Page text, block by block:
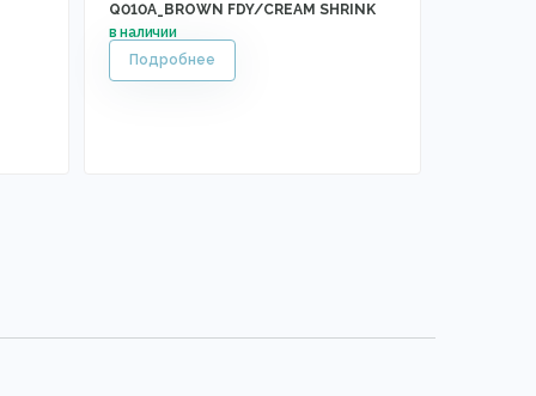
Q010A_BROWN FDY/CREAM SHRINK